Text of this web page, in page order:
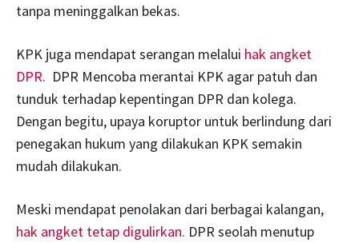
tanpa meninggalkan bekas.
KPK juga mendapat serangan melalui hak angket
DPR. DPR Mencoba merantai KPK agar patuh dan
tunduk terhadap kepentingan DPR dan kolega.
Dengan begitu, upaya koruptor untuk berlindung dari
penegakan hukum yang dilakukan KPK semakin
mudah dilakukan.
Meski mendapat penolakan dari berbagai kalangan,
hak angket tetap digulirkan. DPR seolah menutup